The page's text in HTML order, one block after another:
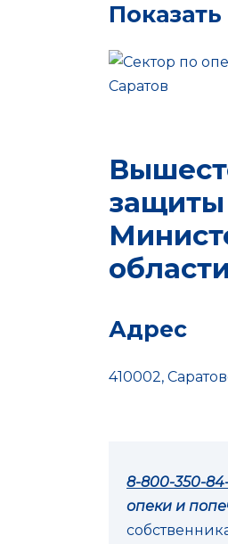
защиты
области
Адрес
410002,
8-800-350-
опеки и